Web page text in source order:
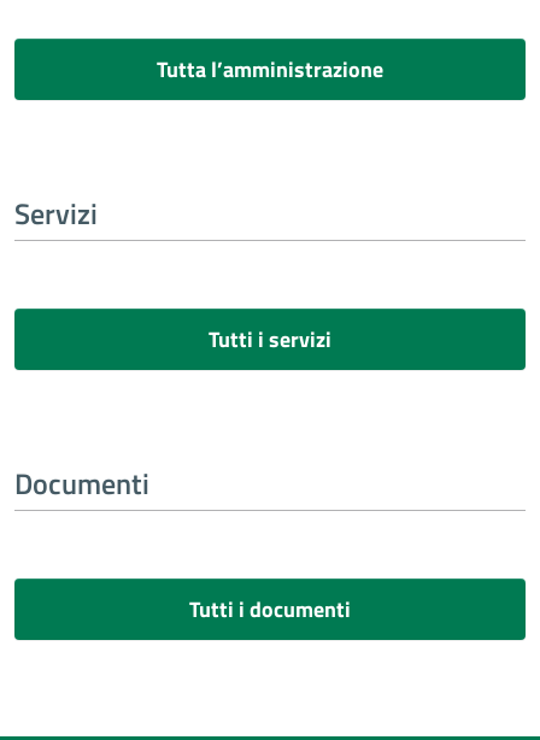
Tutta l’amministrazione
Servizi
Tutti i servizi
Documenti
Tutti i documenti